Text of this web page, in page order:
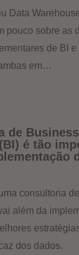
Data
pouco sobre as
de BI e
em…
de Business
é tão
consultoria
além da
dos dados.